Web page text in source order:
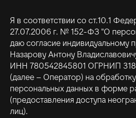
Я в соответствии со ст.10.1
27.07.2006 г. № 152-ФЗ "О
даю согласие индивидуальному
Назарову Антону
ИНН 780542845801 ОГРНИП
(далее – Оператор) на
персональных данных в форме
(предоставления доступа
лиц).